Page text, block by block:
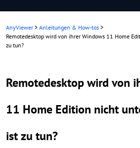
AnyViewer > Anleitungen & How-tos >
Remotedesktop wird von ihrer Windows 11 Home
zu tun?
Remotedesktop wird von
11 Home Edition nicht
ist zu tun?